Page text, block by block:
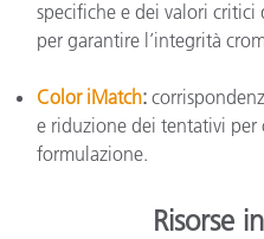
specifiche e dei valori critici
per garantire l’integrità
Color iMatch:
e riduzione dei tentativi per
formulazione.
Risorse